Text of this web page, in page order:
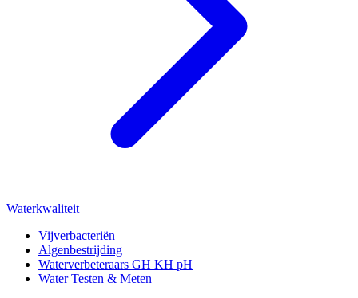
Waterkwaliteit
Vijverbacteriën
Algenbestrijding
Waterverbeteraars GH KH pH
Water Testen & Meten